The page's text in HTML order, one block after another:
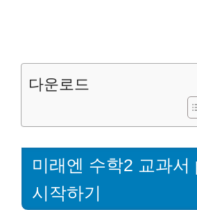
다운로드
미래엔 수학2 교과서
시작하기